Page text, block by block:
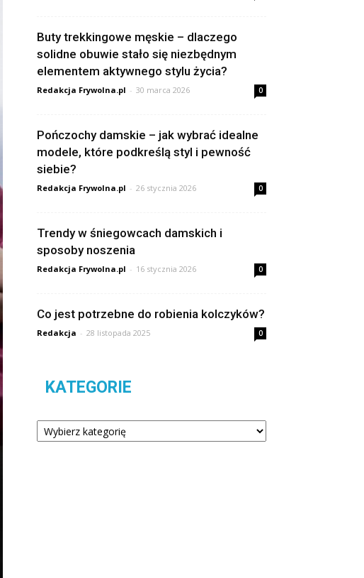
Buty trekkingowe męskie – dlaczego
solidne obuwie stało się niezbędnym
elementem aktywnego stylu życia?
Redakcja Frywolna.pl - 30 marca 2026 0
Pończochy damskie – jak wybrać idealne
modele, które podkreślą styl i pewność
siebie?
Redakcja Frywolna.pl - 26 stycznia 2026 0
Trendy w śniegowcach damskich i
sposoby noszenia
Redakcja Frywolna.pl - 16 stycznia 2026 0
Co jest potrzebne do robienia kolczyków?
Redakcja - 28 listopada 2025 0
KATEGORIE
Kategorie